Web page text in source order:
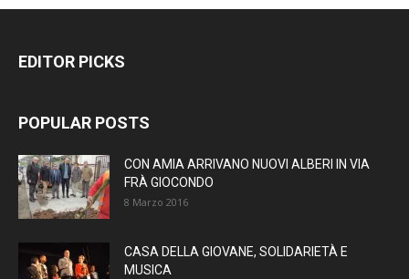
EDITOR PICKS
POPULAR POSTS
CON AMIA ARRIVANO NUOVI ALBERI IN VIA
FRÀ GIOCONDO
8 Marzo 2016
CASA DELLA GIOVANE, SOLIDARIETÀ E
MUSICA